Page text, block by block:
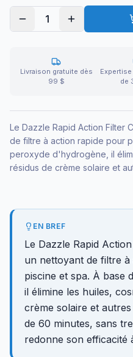
1
Livraison gratuite dès
99 $
de
Le Dazzle Rapid Action Filter
de filtre à action rapide pour
peroxyde d'hydrogène, il
résidus de crème solaire et
EN BREF
Le Dazzle Rapid
un nettoyant de filtre
piscine et spa. À base
il élimine les huiles,
crème solaire et
de 60 minutes, sans
redonne son efficacité